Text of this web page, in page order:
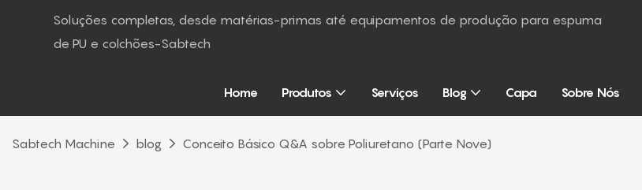
Soluções completas, desde matérias-primas até equipamentos de produção para espuma
de PU e colchões-Sabtech
Home Produtos Serviços Blog Capa Sobre Nós
Sabtech Machine blog Conceito Básico Q&A sobre Poliuretano (Parte Nove)